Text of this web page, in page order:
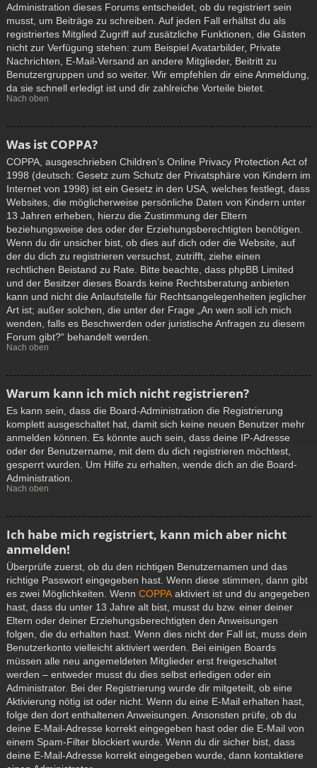
Administration dieses Forums entscheidet, ob du registriert sein
musst, um Beiträge zu schreiben. Auf jeden Fall erhältst du als
registriertes Mitglied Zugriff auf zusätzliche Funktionen, die Gästen
nicht zur Verfügung stehen: zum Beispiel Avatarbilder, Private
Nachrichten, E-Mail-Versand an andere Mitglieder, Beitritt zu
Benutzergruppen und so weiter. Wir empfehlen dir eine Anmeldung,
da sie schnell erledigt ist und dir zahlreiche Vorteile bietet.
Nach oben
Was ist COPPA?
COPPA, ausgeschrieben Children’s Online Privacy Protection Act of
1998 (deutsch: Gesetz zum Schutz der Privatsphäre von Kindern im
Internet von 1998) ist ein Gesetz in den USA, welches festlegt, dass
Websites, die möglicherweise persönliche Daten von Kindern unter
13 Jahren erheben, hierzu die Zustimmung der Eltern
beziehungsweise des oder der Erziehungsberechtigten benötigen.
Wenn du dir unsicher bist, ob dies auf dich oder die Website, auf
der du dich zu registrieren versuchst, zutrifft, ziehe einen
rechtlichen Beistand zu Rate. Bitte beachte, dass phpBB Limited
und der Besitzer dieses Boards keine Rechtsberatung anbieten
kann und nicht die Anlaufstelle für Rechtsangelegenheiten jeglicher
Art ist; außer solchen, die unter der Frage „An wen soll ich mich
wenden, falls es Beschwerden oder juristische Anfragen zu diesem
Forum gibt?“ behandelt werden.
Nach oben
Warum kann ich mich nicht registrieren?
Es kann sein, dass die Board-Administration die Registrierung
komplett ausgeschaltet hat, damit sich keine neuen Benutzer mehr
anmelden können. Es könnte auch sein, dass deine IP-Adresse
oder der Benutzername, mit dem du dich registrieren möchtest,
gesperrt wurden. Um Hilfe zu erhalten, wende dich an die Board-
Administration.
Nach oben
Ich habe mich registriert, kann mich aber nicht
anmelden!
Überprüfe zuerst, ob du den richtigen Benutzernamen und das
richtige Passwort eingegeben hast. Wenn diese stimmen, dann gibt
es zwei Möglichkeiten. Wenn COPPA aktiviert ist und du angegeben
hast, dass du unter 13 Jahre alt bist, musst du bzw. einer deiner
Eltern oder deiner Erziehungsberechtigten den Anweisungen
folgen, die du erhalten hast. Wenn dies nicht der Fall ist, muss dein
Benutzerkonto vielleicht aktiviert werden. Bei einigen Boards
müssen alle neu angemeldeten Mitglieder erst freigeschaltet
werden – entweder musst du dies selbst erledigen oder ein
Administrator. Bei der Registrierung wurde dir mitgeteilt, ob eine
Aktivierung nötig ist oder nicht. Wenn du eine E-Mail erhalten hast,
folge den dort enthaltenen Anweisungen. Ansonsten prüfe, ob du
deine E-Mail-Adresse korrekt eingegeben hast oder die E-Mail von
einem Spam-Filter blockiert wurde. Wenn du dir sicher bist, dass
deine E-Mail-Adresse korrekt eingegeben wurde, dann kontaktiere